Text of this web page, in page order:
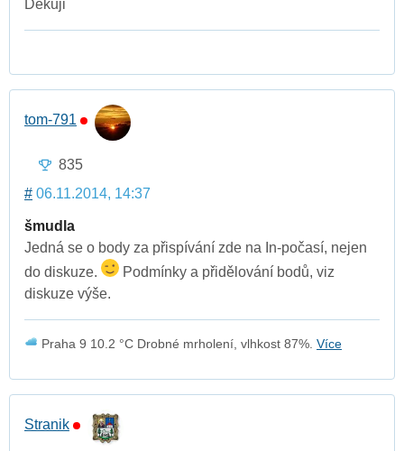
Děkuji
tom-791
835
# 06.11.2014, 14:37
šmudla
Jedná se o body za přispívání zde na In-počasí, nejen
do diskuze.
Podmínky a přidělování bodů, viz
diskuze výše.
Praha 9 10.2 °C Drobné mrholení, vlhkost 87%. Více
Stranik